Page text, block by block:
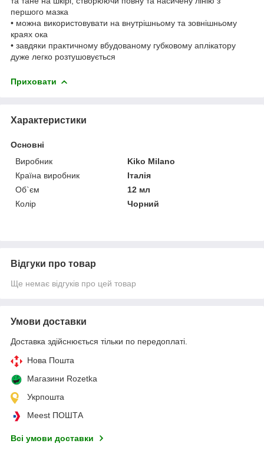
першого мазка
• можна використовувати на внутрішньому та зовнішньому
краях ока
• завдяки практичному вбудованому губковому аплікатору
дуже легко розтушовується
Приховати
Характеристики
Основні
Виробник
Kiko Milano
Країна виробник
Італія
Об`єм
12 мл
Колір
Чорний
Відгуки про товар
Ще немає відгуків про цей товар
Умови доставки
Доставка здійснюється тільки по передоплаті.
Нова Пошта
Магазини Rozetka
Укрпошта
Meest ПОШТА
Всі умови доставки